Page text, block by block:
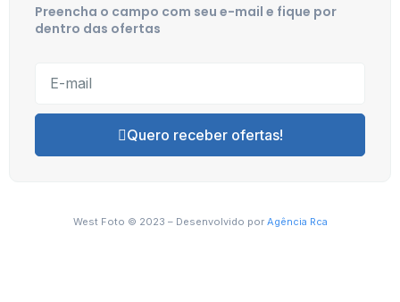
Preencha o campo com seu e-mail e fique por
dentro das ofertas
Quero receber ofertas!
West Foto © 2023 – Desenvolvido por Agência Rca